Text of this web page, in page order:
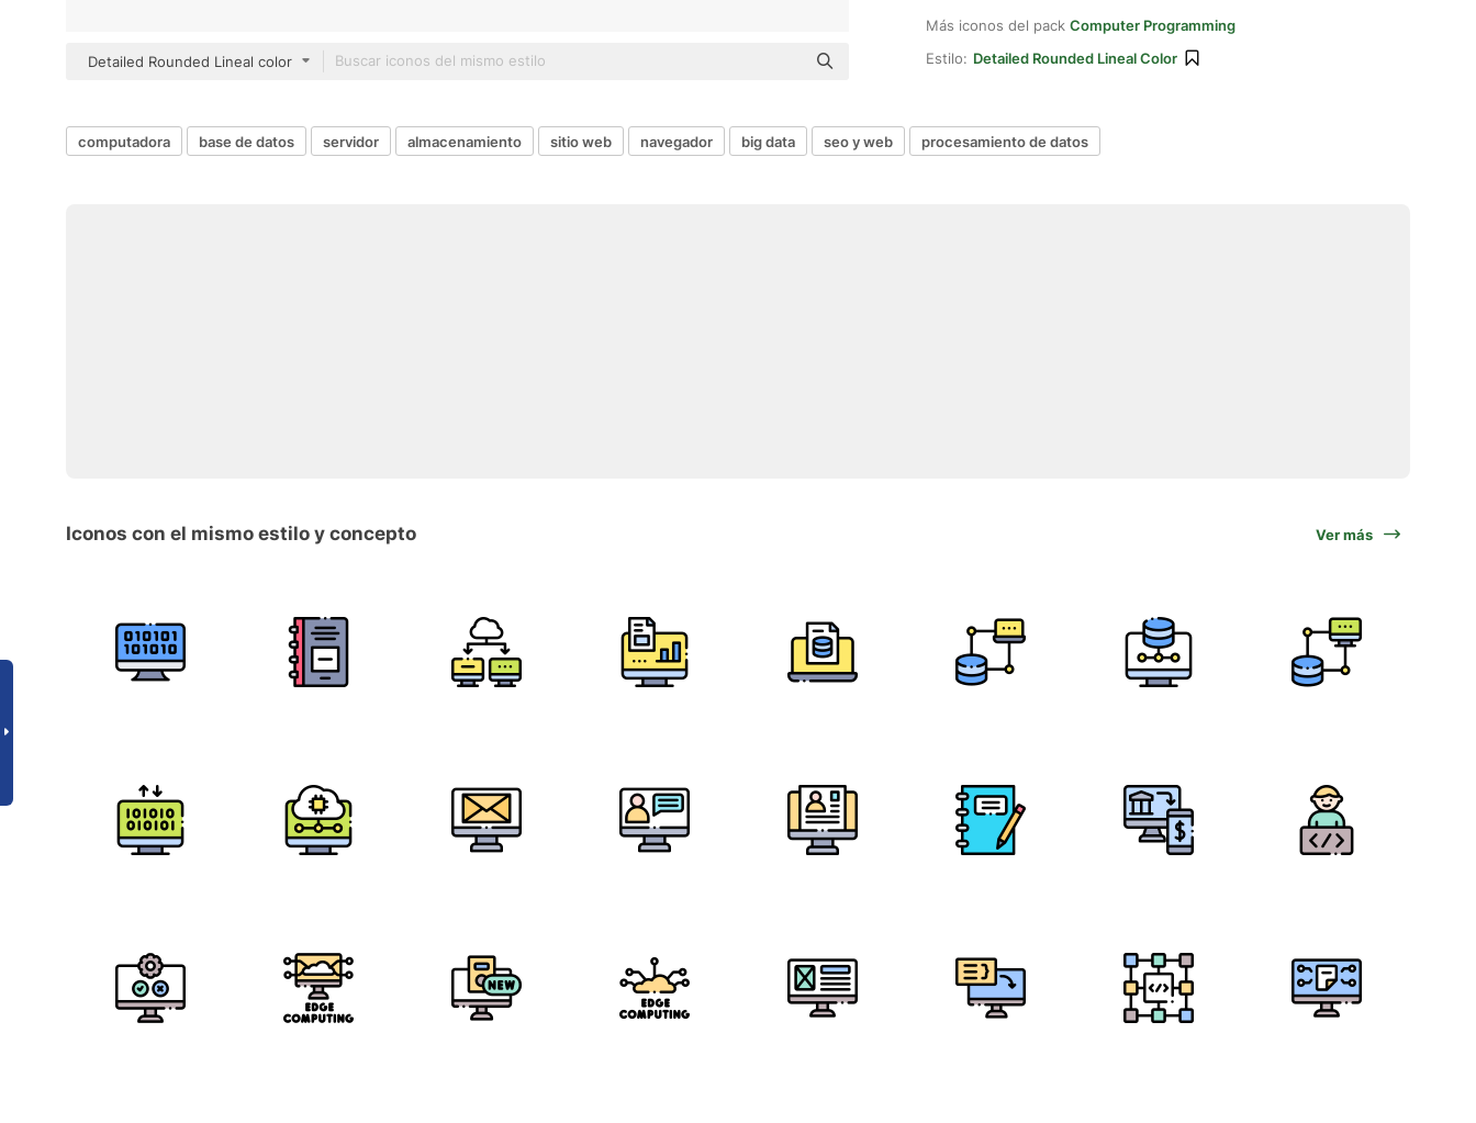
Detailed Rounded Lineal color
Más iconos del pack Computer Programming
Estilo: Detailed Rounded Lineal Color
computadora base de datos servidor almacenamiento sitio web navegador big data seo y web procesamiento de datos
Iconos con el mismo estilo y concepto Ver más